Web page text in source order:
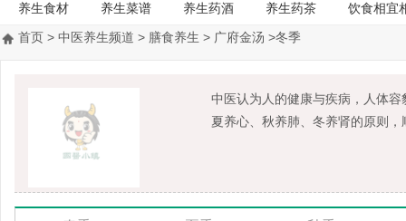
养生食材 养生菜谱 养生药酒 养生药茶
饮食相宜
首页 > 中医养生频道 > 膳食养生 > 广府金汤 >冬季
中医认为人的健康与疾病，人体
夏养心、秋养肺、冬养肾的原则